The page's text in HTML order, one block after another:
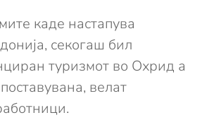
каде настапува
секогаш бил
туризмот во Охрид а
велат